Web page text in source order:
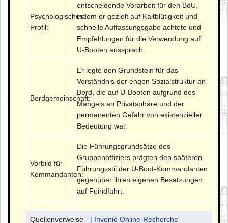
Psychologisches
Profil:
entscheidende Vorarbeit für den BdU,
indem er gezielt auf Kaltblütigkeit und
schnelle Auffassungsgabe achtete und
Empfehlungen für die Verwendung auf
U-Booten aussprach.
Bordgemeinschaft:
Er legte den Grundstein für das
Verständnis der engen Sozialstruktur an
Bord, die auf U-Booten aufgrund des
Mangels an Privatsphäre und der
permanenten Gefahr von existenzieller
Bedeutung war.
Vorbild für
Kommandanten:
Die Führungsgrundsätze des
Gruppenoffiziers prägten den späteren
Führungsstil der U-Boot-Kommandanten
gegenüber ihren eigenen Besatzungen
auf Feindfahrt.
Quellenverweise - | Invenio Online-Recherche